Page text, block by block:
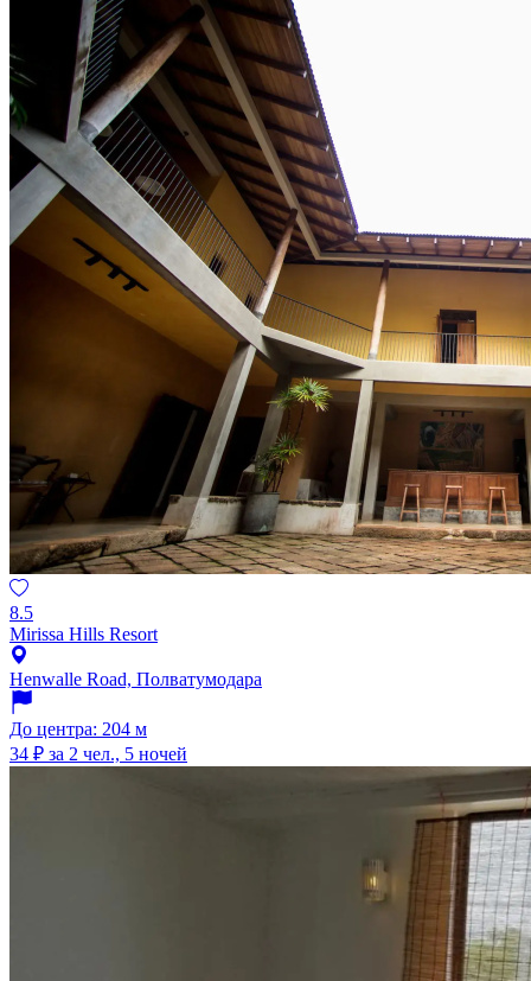
8.5
Mirissa Hills Resort
Henwalle Road, Полватумодара
До центра: 204 м
34 ₽ за 2 чел., 5 ночей